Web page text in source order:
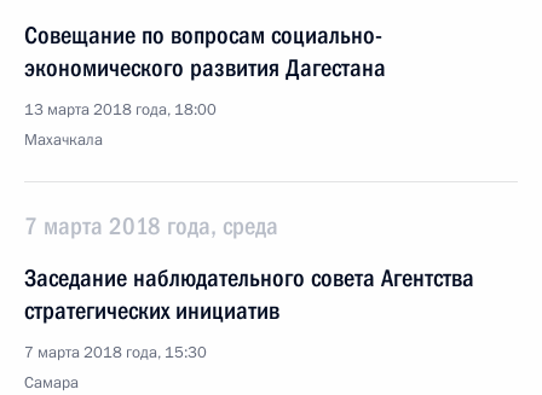
Совещание по вопросам социально-
экономического развития Дагестана
13 марта 2018 года, 18:00
Махачкала
7 марта 2018 года, среда
Заседание наблюдательного совета Агентства
стратегических инициатив
7 марта 2018 года, 15:30
Самара